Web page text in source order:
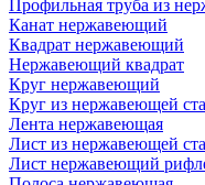
Профильная труба из
Канат нержавеющий
Квадрат нержавеющий
Нержавеющий квадрат
Круг нержавеющий
Круг из нержавеющей
Лента нержавеющая
Лист из нержавеющей
Лист нержавеющий